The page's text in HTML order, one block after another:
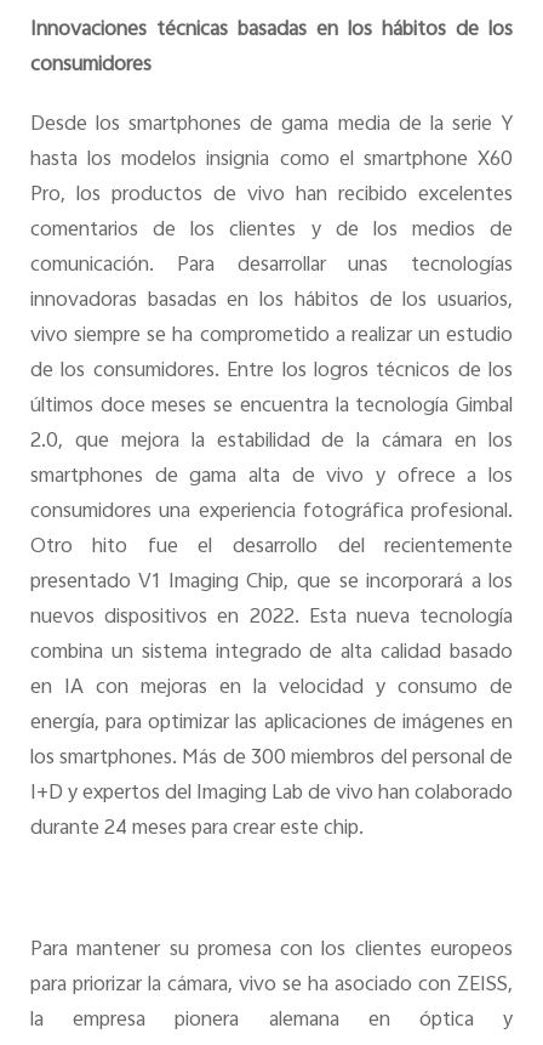
Innovaciones técnicas basadas en los hábitos de los
consumidores
Desde los smartphones de gama media de la serie Y
hasta los modelos insignia como el smartphone X60
Pro, los productos de vivo han recibido excelentes
comentarios de los clientes y de los medios de
comunicación. Para desarrollar unas tecnologías
innovadoras basadas en los hábitos de los usuarios,
vivo siempre se ha comprometido a realizar un estudio
de los consumidores. Entre los logros técnicos de los
últimos doce meses se encuentra la tecnología Gimbal
2.0, que mejora la estabilidad de la cámara en los
smartphones de gama alta de vivo y ofrece a los
consumidores una experiencia fotográfica profesional.
Otro hito fue el desarrollo del recientemente
presentado V1 Imaging Chip, que se incorporará a los
nuevos dispositivos en 2022. Esta nueva tecnología
combina un sistema integrado de alta calidad basado
en IA con mejoras en la velocidad y consumo de
energía, para optimizar las aplicaciones de imágenes en
los smartphones. Más de 300 miembros del personal de
I+D y expertos del Imaging Lab de vivo han colaborado
durante 24 meses para crear este chip.
Para mantener su promesa con los clientes europeos
para priorizar la cámara, vivo se ha asociado con ZEISS,
la empresa pionera alemana en óptica y